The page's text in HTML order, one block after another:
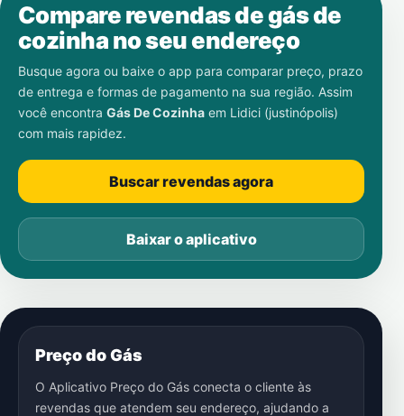
Compare revendas de gás de
cozinha no seu endereço
Busque agora ou baixe o app para comparar preço, prazo
de entrega e formas de pagamento na sua região. Assim
você encontra Gás De Cozinha em Lidici (justinópolis)
com mais rapidez.
Buscar revendas agora
Baixar o aplicativo
Preço do Gás
O Aplicativo Preço do Gás conecta o cliente às
revendas que atendem seu endereço, ajudando a